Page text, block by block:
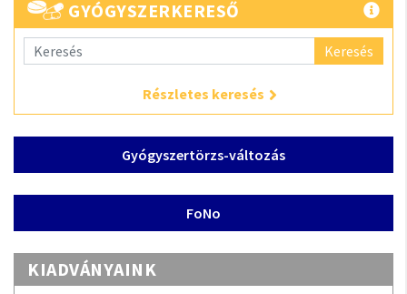
GYÓGYSZERKERESŐ
Keresés
Részletes keresés
Gyógyszertörzs-változás
FoNo
KIADVÁNYAINK